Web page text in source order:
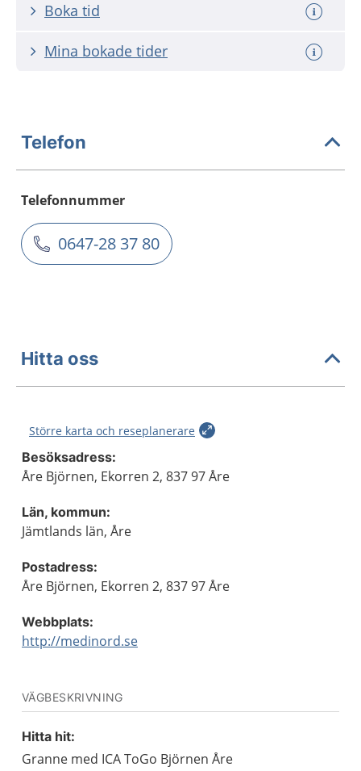
Boka tid
Mina bokade tider
Telefon
Telefonnummer
0647-28 37 80
Hitta oss
Större karta och reseplanerare
Besöksadress:
Åre Björnen, Ekorren 2, 837 97 Åre
Län, kommun:
Jämtlands län, Åre
Postadress:
Åre Björnen, Ekorren 2, 837 97 Åre
Webbplats:
http://medinord.se
VÄGBESKRIVNING
Hitta hit:
Granne med ICA ToGo Björnen Åre